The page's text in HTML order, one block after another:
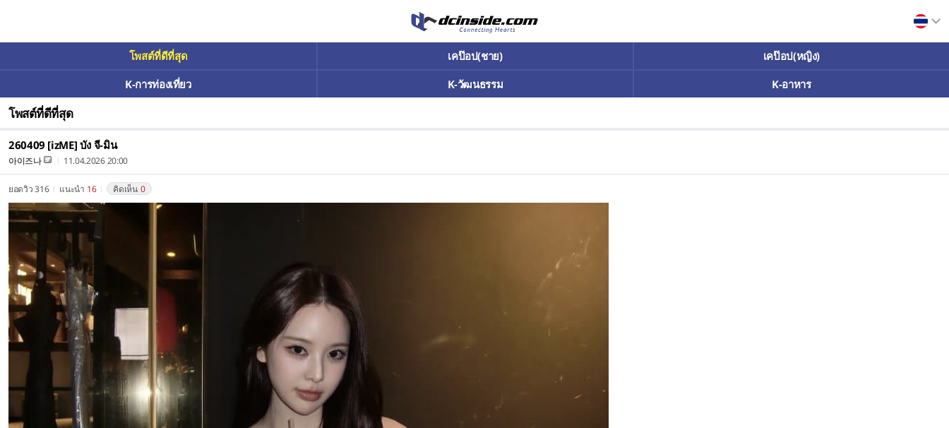
디
시
사
โพสต์ที่ดีที่สุด เคป๊อป(ชาย)
เคป๊อป(หญิง)
K-การท่องเที่ยว
K-วัฒนธรรม K-อาหาร
โพสต์ที่ดีที่สุด
260409 [izME] บัง จี-มิน
아이즈나 11.04.2026 20:00
ยอดวิว 316 แนะนำ 16 คิดเห็น 0